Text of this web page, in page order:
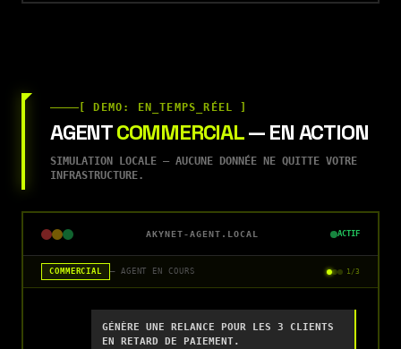
[ DEMO: EN_TEMPS_RÉEL ]
AGENTCOMMERCIAL— EN ACTION
SIMULATION LOCALE — AUCUNE DONNÉE NE QUITTE VOTRE
INFRASTRUCTURE.
AKYNET-AGENT.LOCAL ACTIF
COMMERCIAL — AGENT EN COURS 1 /3
GÉNÈRE UNE RELANCE POUR LES 3 CLIENTS
EN RETARD DE PAIEMENT.